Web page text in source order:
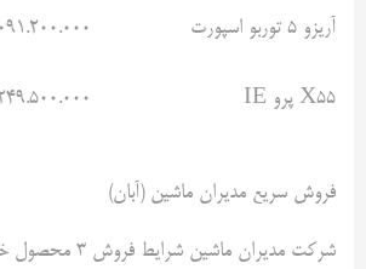
آریزو ۵ توربو اسپورت
X55 پرو IE
فروش سریع مدیران ماشین (آبان)
شرکت مدیران ماشین شرایط فروش ۳ محصول خود را خبرداد.